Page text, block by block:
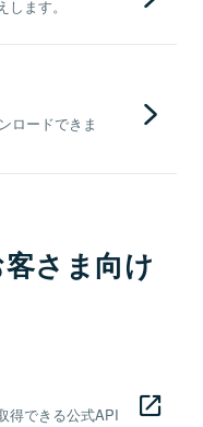
ます。
ロードできま
さま向け
得できる公式API